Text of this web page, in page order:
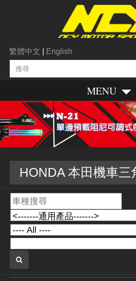
繁體中文 English
MENU
HONDA 本田機車三